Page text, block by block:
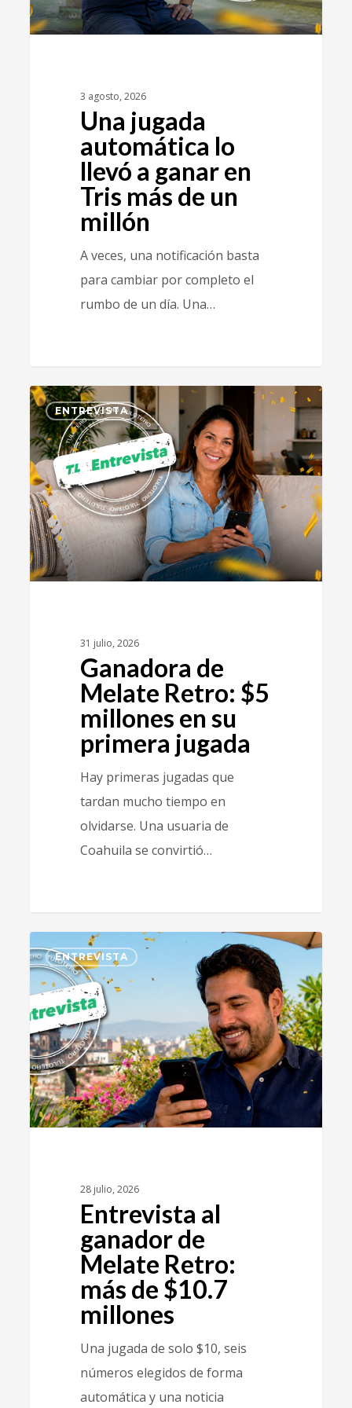
3 agosto, 2026
Una jugada
automática lo
llevó a ganar en
Tris más de un
millón
A veces, una notificación basta
para cambiar por completo el
rumbo de un día. Una…
ENTREVISTA
31 julio, 2026
Ganadora de
Melate Retro: $5
millones en su
primera jugada
Hay primeras jugadas que
tardan mucho tiempo en
olvidarse. Una usuaria de
Coahuila se convirtió…
0
ENTREVISTA
28 julio, 2026
Entrevista al
ganador de
Melate Retro:
más de $10.7
millones
Una jugada de solo $10, seis
números elegidos de forma
automática y una noticia